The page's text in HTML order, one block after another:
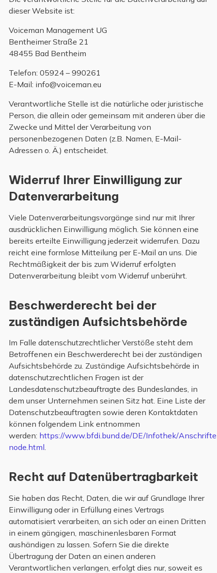
dieser Website ist:
Voiceman Management UG
Bentheimer Straße 21
48455 Bad Bentheim
Telefon: 05924 – 990261
E-Mail: info@voiceman.eu
Verantwortliche Stelle ist die natürliche oder juristische
Person, die allein oder gemeinsam mit anderen über die
Zwecke und Mittel der Verarbeitung von
personenbezogenen Daten (z.B. Namen, E-Mail-
Adressen o. Ä.) entscheidet.
Widerruf Ihrer Einwilligung zur
Datenverarbeitung
Viele Datenverarbeitungsvorgänge sind nur mit Ihrer
ausdrücklichen Einwilligung möglich. Sie können eine
bereits erteilte Einwilligung jederzeit widerrufen. Dazu
reicht eine formlose Mitteilung per E-Mail an uns. Die
Rechtmäßigkeit der bis zum Widerruf erfolgten
Datenverarbeitung bleibt vom Widerruf unberührt.
Beschwerderecht bei der
zuständigen Aufsichtsbehörde
Im Falle datenschutzrechtlicher Verstöße steht dem
Betroffenen ein Beschwerderecht bei der zuständigen
Aufsichtsbehörde zu. Zuständige Aufsichtsbehörde in
datenschutzrechtlichen Fragen ist der
Landesdatenschutzbeauftragte des Bundeslandes, in
dem unser Unternehmen seinen Sitz hat. Eine Liste der
Datenschutzbeauftragten sowie deren Kontaktdaten
können folgendem Link entnommen
werden: https://www.bfdi.bund.de/DE/Infothek/
node.html.
Recht auf Datenübertragbarkeit
Sie haben das Recht, Daten, die wir auf Grundlage Ihrer
Einwilligung oder in Erfüllung eines Vertrags
automatisiert verarbeiten, an sich oder an einen Dritten
in einem gängigen, maschinenlesbaren Format
aushändigen zu lassen. Sofern Sie die direkte
Übertragung der Daten an einen anderen
Verantwortlichen verlangen, erfolgt dies nur, soweit es